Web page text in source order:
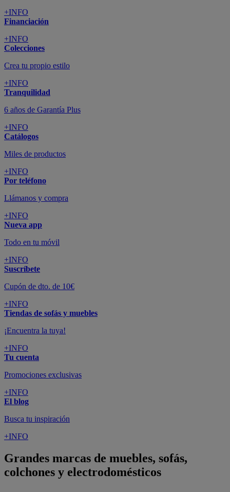
+INFO
Financiación
+INFO
Colecciones
Crea tu propio estilo
+INFO
Tranquilidad
6 años de Garantía Plus
+INFO
Catálogos
Miles de productos
+INFO
Por teléfono
Llámanos y compra
+INFO
Nueva app
Todo en tu móvil
+INFO
Suscríbete
Cupón de dto. de 10€
+INFO
Tiendas de sofás y muebles
¡Encuentra la tuya!
+INFO
Tu cuenta
Promociones exclusivas
+INFO
El blog
Busca tu inspiración
+INFO
Grandes marcas de muebles, sofás,
colchones y electrodomésticos